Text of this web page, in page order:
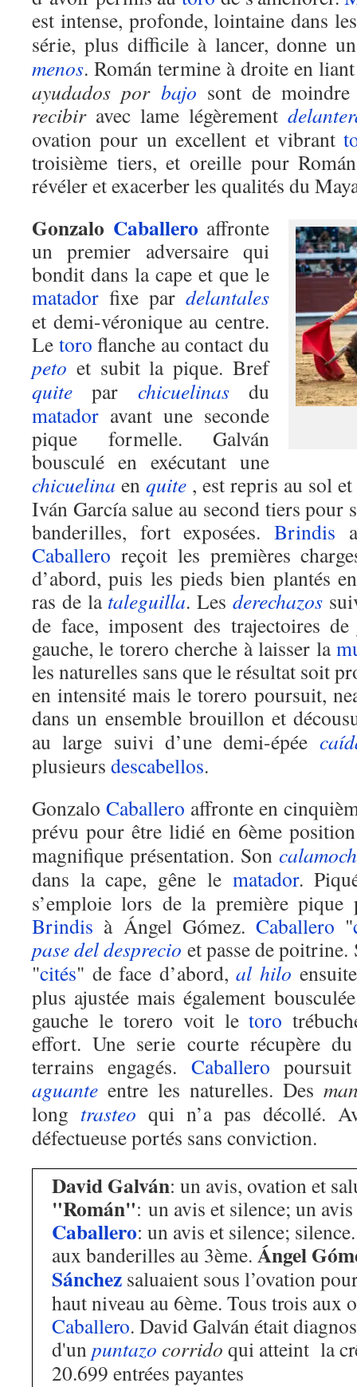
est intense, profonde, lointaine dans
série, plus difficile à lancer, donne
menos. Román termine à droite en
ayudados por bajo sont de
recibiravec lame légèrement
ovation pour un excellent et vibrant
troisième tiers, et oreille pour
révéler et exacerber les qualités du
Gonzalo Caballero affronte
un premier adversaire qui
bondit dans la cape et que le
matador fixe par delantales
et demi-véronique au centre.
Le toro flanche au contact du
peto et subit la pique. Bref
quite par chicuelinasdu
matador avant une seconde
pique formelle. Galván
bousculé en exécutant une
chicuelina en quite , est repris au sol
Iván García salue au second tiers pour
banderilles, fort exposées.Brindis
Caballero reçoit les premières
d’abord, puis les pieds bien plantés
ras de la taleguilla. Lesderechazos
de face, imposent des trajectoires
gauche, le torero cherche à laisser la
les naturelles sans que le résultat soit
en intensité mais le torero poursuit,
dans un ensemble brouillon et
au large suivi d’une demi-épée
plusieurs descabellos.
Gonzalo Caballero affronte en
prévu pour être lidié en 6ème
magnifique présentation. Son
dans la cape, gêne le matador.
s’emploie lors de la première pique
Brindis à Ángel Gómez.Caballero "
pase del desprecio et passe de
"cités" de face d’abord,al hilo
plus ajustée mais également
gauche le torero voit letoro
effort. Une serie courte récupère
terrains engagés. Caballero
aguante entre les naturelles. Des
long trasteo qui n’a pas décollé.
défectueuse portés sans conviction.
David Galván: un avis, ovation et
"Román": un avis et silence; un
Caballero: un avis et silence;
aux banderilles au 3ème. Ángel
Sánchez saluaient sous l’ovation
haut niveau au 6ème. Tous trois aux
Caballero. David Galván était
d'unpuntazo corrido qui atteint la
20.699 entrées payantes